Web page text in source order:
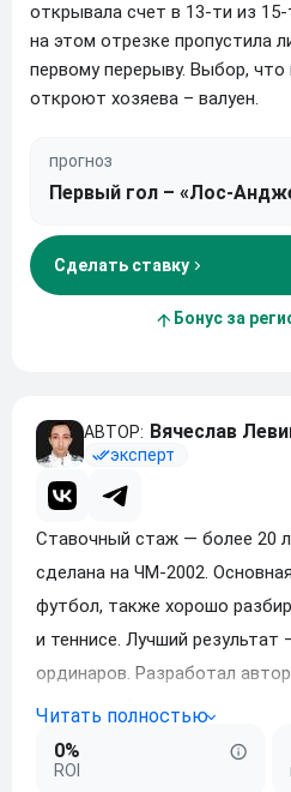
открывала счет в 13-ти из 15-
на этом отрезке пропустила
первому перерыву. Выбор, что
откроют хозяева – валуен.
прогноз
Первый гол – «Лос-
Сделать ставку
Бонус за
Вячеслав
эксперт
Ставочный стаж — более 20
сделана на ЧМ-2002.
футбол, также хорошо
и теннисе. Лучший
ординаров. Разработал
«скрытых факторов», что
в плюсе на дистанции. На
0%
ROI